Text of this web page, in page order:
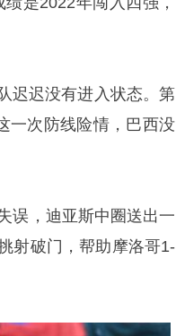
迟迟没有进入状态。第
一次防线险情，巴西没
误， 迪亚斯中圈送出一
射破门，帮助摩洛哥1-